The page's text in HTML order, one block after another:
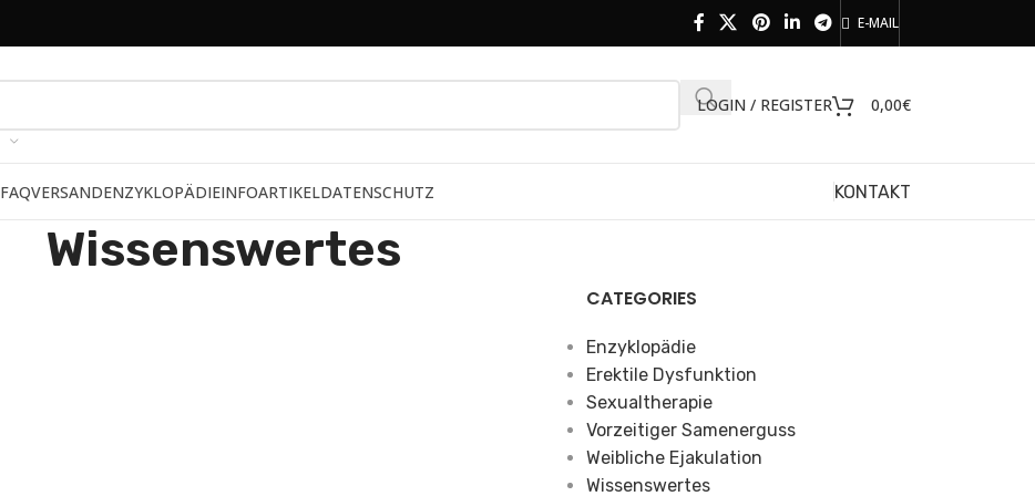
E-MAIL
LOGIN / REGISTER 0,00€
FAQVERSANDENZYKLOPÄDIEINFOARTIKELDATENSCHUTZ KONTAKT
Wissenswertes
CATEGORIES
Enzyklopädie
Erektile Dysfunktion
Sexualtherapie
Vorzeitiger Samenerguss
Weibliche Ejakulation
Wissenswertes